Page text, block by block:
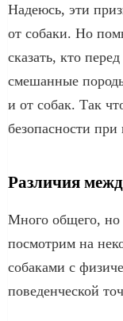
Надеюсь, эти
от собаки. Но
сказать, кто
смешанные
и от собак. Так
безопасности
Различия
Много общего, но
посмотрим на
собаками с
поведенческой